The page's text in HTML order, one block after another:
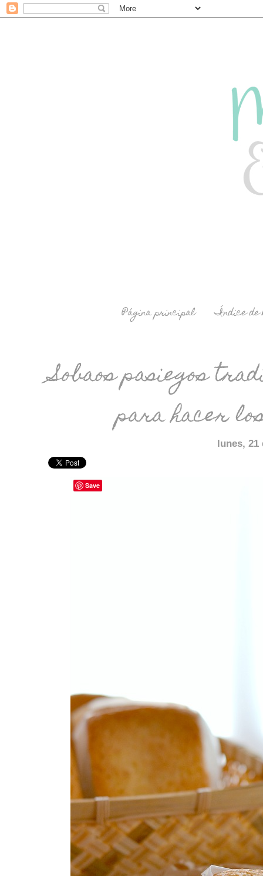
Página principal Índice de
Sobaos pasiegos
para hacer
lunes, 21
Save